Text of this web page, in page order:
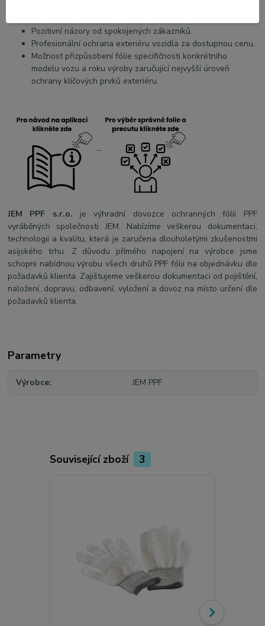
Pozitivní názory od spokojených zákazníků.
Profesionální ochrana exteriéru vozidla za dostupnou cenu.
Možnost přizpůsobení fólie specifičnosti konkrétního
modelu vozu a roku výroby zaručující nejvyšší úroveň
ochrany klíčových prvků exteriéru.
JEM PPF s.r.o. je výhradní dovozce ochranných fólii PPF
vyráběných společnosti JEM. Nabízíme veškerou dokumentaci,
technologii a kvalitu, která je zaručena dlouholetými zkušenostmi
asijského trhu. Z důvodu přímého napojení na výrobce jsme
schopni nabídnou výrobu všech druhů PPF fólii na objednávku dle
požadavků klienta. Zajištujeme veškerou dokumentaci od pojištění,
naložení, dopravu, odbavení, vyložení a dovoz na místo určení dle
požadavků klienta.
Parametry
Výrobce JEM PPF
Související zboží 3